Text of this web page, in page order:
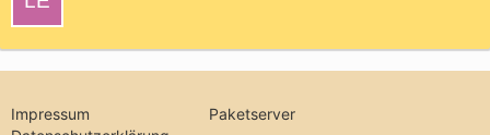
Impressum
Paketserver